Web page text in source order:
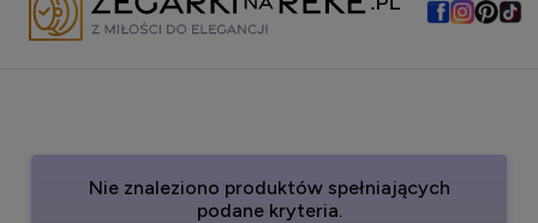
Nie znaleziono produktów spełniających
podane kryteria.